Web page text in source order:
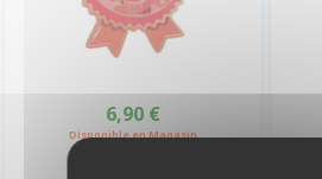
6,90 €
Disponible en Magasin